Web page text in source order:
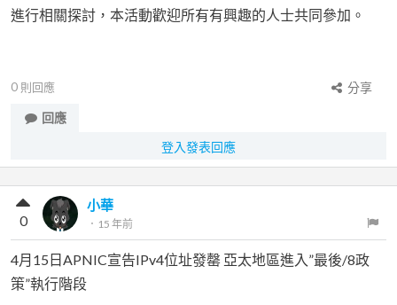
進行相關探討，本活動歡迎所有有興趣的人士共同參加。
0 則回應
分享
回應
登入發表回應
小華
． 15 年前
0
4月15日APNIC宣告IPv4位址發罄 亞太地區進入”最後/8政
策”執行階段